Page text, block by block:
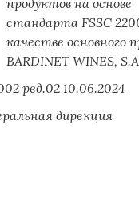
продуктов на основе
стандарта FSSC
качестве основного
BARDINET WINES,
ред.02 10.06.2024
дирекция